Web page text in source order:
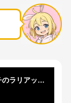
【動画あり】フワちゃん、プロレスでガチのラリアットを食らいイッてしまう…